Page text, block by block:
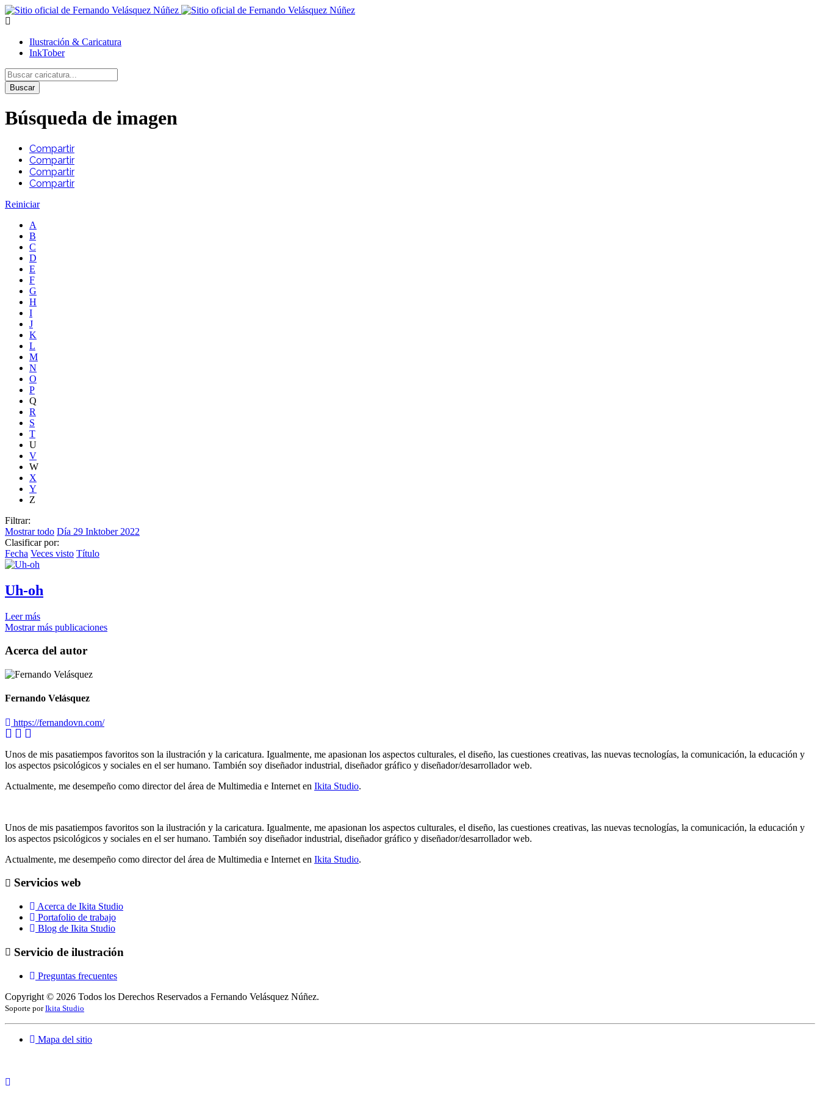
Ilustración & Caricatura
InkTober
Buscar
Búsqueda de imagen
Compartir
Compartir
Compartir
Compartir
Reiniciar
A
B
C
D
E
F
G
H
I
J
K
L
M
N
O
P
Q
R
S
T
U
V
W
X
Y
Z
Filtrar:
Mostrar todo Día 29 Inktober 2022
Clasificar por:
Fecha Veces visto Título
Uh-oh
Leer más
Mostrar más publicaciones
Acerca del autor
Fernando Velásquez
https://fernandovn.com/
Unos de mis pasatiempos favoritos son la ilustración y la caricatura. Igualmente, me apasionan los aspectos culturales, el diseño, las cuestiones creativas, las nuevas tecnologías, la comunicación, la educación y
los aspectos psicológicos y sociales en el ser humano. También soy diseñador industrial, diseñador gráfico y diseñador/desarrollador web.
Actualmente, me desempeño como director del área de Multimedia e Internet en Ikita Studio.
Unos de mis pasatiempos favoritos son la ilustración y la caricatura. Igualmente, me apasionan los aspectos culturales, el diseño, las cuestiones creativas, las nuevas tecnologías, la comunicación, la educación y
los aspectos psicológicos y sociales en el ser humano. También soy diseñador industrial, diseñador gráfico y diseñador/desarrollador web.
Actualmente, me desempeño como director del área de Multimedia e Internet en Ikita Studio.
Servicios web
Acerca de Ikita Studio
Portafolio de trabajo
Blog de Ikita Studio
Servicio de ilustración
Preguntas frecuentes
Copyright © 2026 Todos los Derechos Reservados a Fernando Velásquez Núñez.
Soporte porIkita Studio
Mapa del sitio